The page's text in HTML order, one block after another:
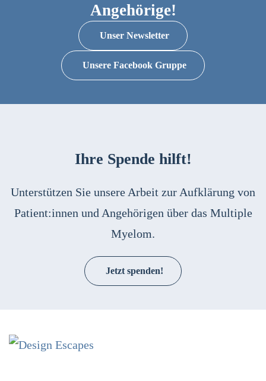
Angehörige!
Unser Newsletter
Unsere Facebook Gruppe
Ihre Spende hilft!
Unterstützen Sie unsere Arbeit zur Aufklärung von
Patient:innen und Angehörigen über das Multiple
Myelom.
Jetzt spenden!